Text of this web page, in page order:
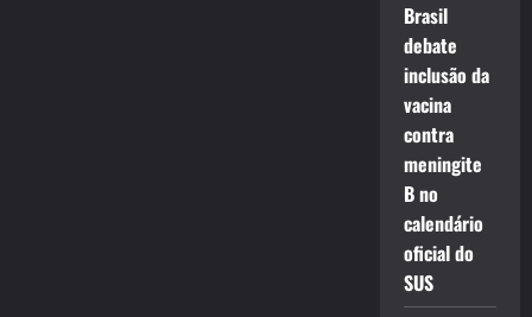
Brasil
debate
inclusão da
vacina
contra
meningite
B no
calendário
oficial do
SUS